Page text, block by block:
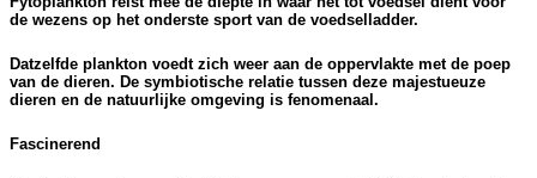
de wezens op het onderste sport van de voedselladder.
Datzelfde plankton voedt zich weer aan de oppervlakte met de poep
van de dieren. De symbiotische relatie tussen deze majestueuze
dieren en de natuurlijke omgeving is fenomenaal.
Fascinerend